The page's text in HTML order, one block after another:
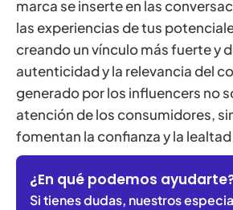
marca se inserte en las
las experiencias de tus
creando un vínculo más fuerte y
autenticidad y la relevancia del
generado por los influencers no
atención de los consumidores,
fomentan la confianza y la
¿En qué podemos
Si tienes dudas, nuestros